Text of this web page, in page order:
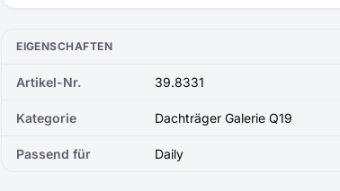
EIGENSCHAFTEN
Artikel-Nr. 39.8331
Kategorie Dachträger Galerie Q19
Passend für Daily